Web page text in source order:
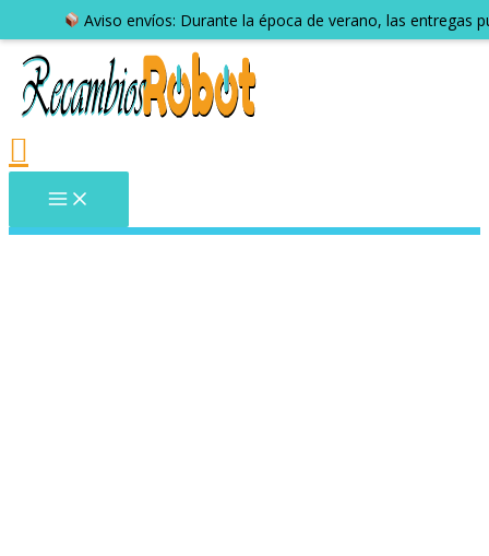
Aviso envíos: Durante la época de verano, las entregas